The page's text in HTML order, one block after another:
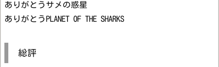
ありがとうサメの惑星
ありがとうPLANET OF THE SHARKS
総評